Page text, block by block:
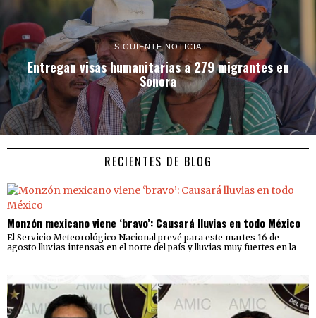
SIGUIENTE NOTICIA
Entregan visas humanitarias a 279 migrantes en
Sonora
RECIENTES DE BLOG
Monzón mexicano viene ‘bravo’: Causará lluvias en todo México
El Servicio Meteorológico Nacional prevé para este martes 16 de
agosto lluvias intensas en el norte del país y lluvias muy fuertes en la